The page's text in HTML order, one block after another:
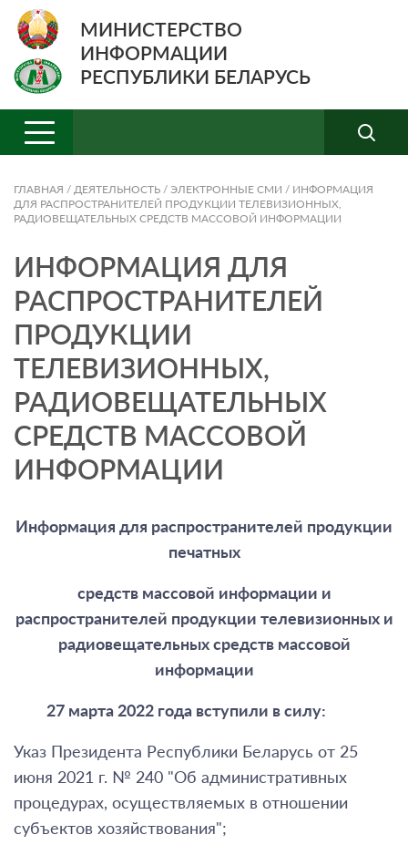
МИНИСТЕРСТВО
ИНФОРМАЦИИ
РЕСПУБЛИКИ БЕЛАРУСЬ
ГЛАВНАЯ / ДЕЯТЕЛЬНОСТЬ / ЭЛЕКТРОННЫЕ СМИ / ИНФОРМАЦИЯ
ДЛЯ РАСПРОСТРАНИТЕЛЕЙ ПРОДУКЦИИ ТЕЛЕВИЗИОННЫХ,
РАДИОВЕЩАТЕЛЬНЫХ СРЕДСТВ МАССОВОЙ ИНФОРМАЦИИ
ИНФОРМАЦИЯ ДЛЯ
РАСПРОСТРАНИТЕЛЕЙ
ПРОДУКЦИИ
ТЕЛЕВИЗИОННЫХ,
РАДИОВЕЩАТЕЛЬНЫХ
СРЕДСТВ МАССОВОЙ
ИНФОРМАЦИИ
Информация для распространителей продукции
печатных
средств массовой информации и
распространителей продукции телевизионных и
радиовещательных средств массовой
информации
27 марта 2022 года вступили в силу:
Указ Президента Республики Беларусь от 25
июня 2021 г. № 240 "Об административных
процедурах, осуществляемых в отношении
субъектов хозяйствования";